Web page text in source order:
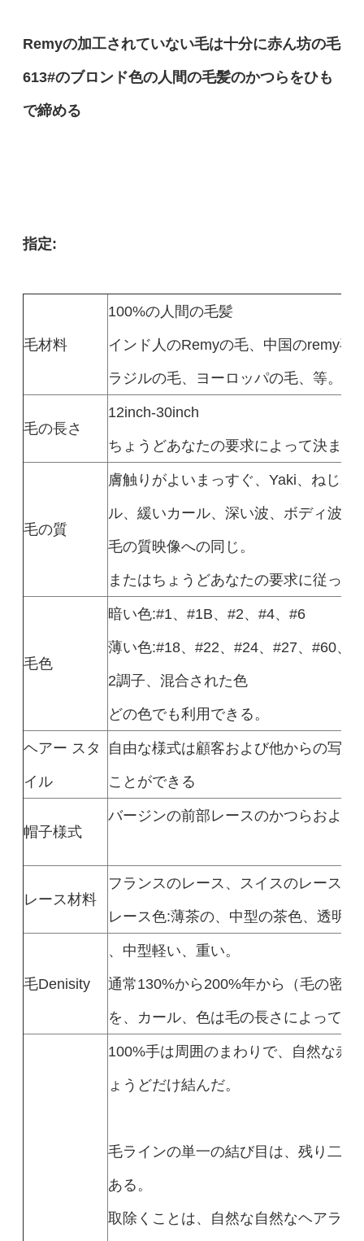
Remyの加工されていない毛は十分に赤ん坊の毛
613#のブロンド色の人間の毛髪のかつらをひも
で締める
指定:
毛材料
100%の人間の毛髪
インド人のRemyの毛、中国のremy毛
ラジルの毛、ヨーロッパの毛、等。
毛の長さ
12inch-30inch
ちょうどあなたの要求によって決まり
毛の質
膚触りがよいまっすぐ、Yaki、ねじれ
ル、緩いカール、深い波、ボディ波、
毛の質映像への同じ。
またはちょうどあなたの要求に従って
毛色
暗い色:#1、#1B、#2、#4、#6
薄い色:#18、#22、#24、#27、#60、
2調子、混合された色
どの色でも利用できる。
ヘアー スタ
イル
自由な様式は顧客および他からの写
ことができる
帽子様式
バージンの前部レースのかつらおよび
レース材料
フランスのレース、スイスのレース、
レース色:薄茶の、中型の茶色、透明な
毛Denisity
、中型軽い、重い。
通常130%から200%年から（毛の密
を、カール、色は毛の長さによって
100%手は周囲のまわりで、自然な赤
ょうどだけ結んだ。
毛ラインの単一の結び目は、残り二重
ある。
取除くことは、自然な自然なヘアライ